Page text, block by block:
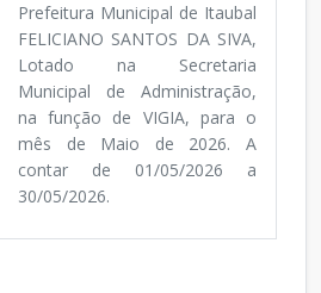
Prefeitura Municipal de Itaubal
FELICIANO SANTOS DA SIVA,
Lotado na Secretaria
Municipal de Administração,
na função de VIGIA, para o
mês de Maio de 2026. A
contar de 01/05/2026 a
30/05/2026.